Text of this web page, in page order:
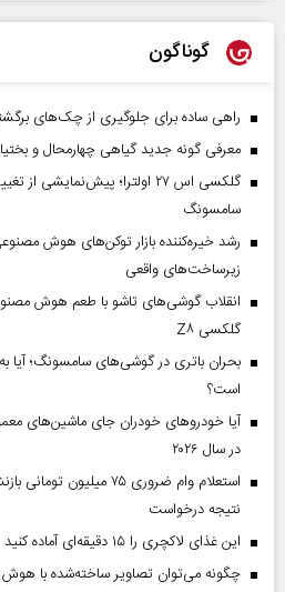
گوناگون
راهی ساده برای جلوگیری از چک‌های
معرفی گونه جدید گیاهی چهارمحال و
گلکسی اس ۲۷ اولترا؛ پیش‌نمایشی
سامسونگ
زیرساخت‌های واقعی
انقلاب گوشی‌های تاشو‌ با طعم هوش
گلکسی Z۸
است؟
آیا خودروهای خودران جای ماشین‌های
در سال ۲۰۲۶
استعلام وام ضروری ۷۵
نتیجه درخواست
این غذای لاکچری را ۱۵ دقیقه‌ای آماده کنید
چگونه می‌توان تصاویر ساخته‌شده با